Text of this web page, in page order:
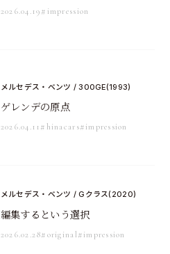
2026.04.19#impression
メルセデス・ベンツ / 300GE(1993)
ゲレンデの原点
2026.04.11 #hinacars#impression
メルセデス・ベンツ / Gクラス(2020)
編集するという選択
2026.02.28#original#impression